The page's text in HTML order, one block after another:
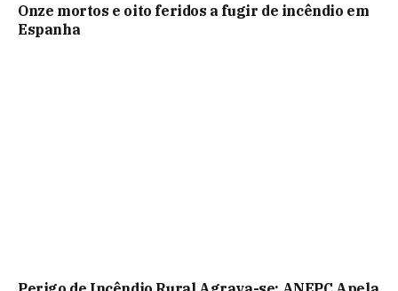
Onze mortos e oito feridos a fugir de incêndio em
Espanha